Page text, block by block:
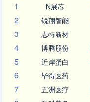
1
N展芯
2 锐翔智能
3 志特新材
4 博腾股份
5 近岸蛋白
6 毕得医药
7 五洲医疗